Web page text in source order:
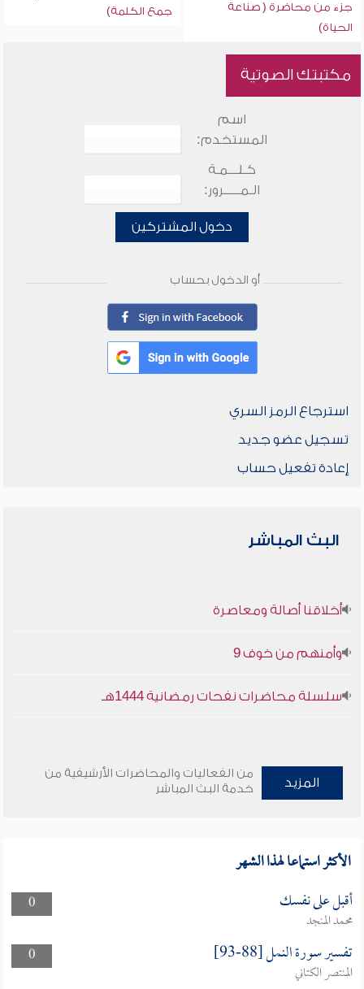
جزء من محاضرة ( صناعة
الحياة)
جمع الكلمة)
مكتبتك الصوتية
اسم
المستخدم:
كـلـــمـة
الـمـــــرور:
دخول المشتركين
أو الدخول بحساب
استرجاع الرمز السري
تسجيل عضو جديد
إعادة تفعيل حساب
البث المباشر
أخلاقنا أصالة ومعاصرة
وأمنهم من خوف 9
سلسلة محاضرات نفحات رمضانية 1444هـ
المزيد
من الفعاليات والمحاضرات الأرشيفية من
خدمة البث المباشر
الأكثر استماعا لهذا الشهر
0 أقبل على نفسك
محمد المنجد
0
تفسير سورة النمل [88-93]
المنتصر الكتاني